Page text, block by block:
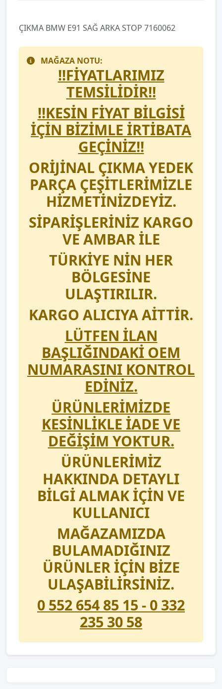
ÇIKMA BMW E91 SAĞ ARKA STOP 7160062
MAĞAZA NOTU:
!!FİYATLARIMIZ
TEMSİLİDİR!!
!!KESİN FİYAT BİLGİSİ
İÇİN BİZİMLE İRTİBATA
GEÇİNİZ!!
ORİJİNAL ÇIKMA YEDEK
PARÇA ÇEŞİTLERİMİZLE
HİZMETİNİZDEYİZ.
SİPARİŞLERİNİZ KARGO
VE AMBAR İLE
TÜRKİYE NİN HER
BÖLGESİNE
ULAŞTIRILIR.
KARGO ALICIYA AİTTİR.
LÜTFEN İLAN
BAŞLIĞINDAKİ OEM
NUMARASINI KONTROL
EDİNİZ.
ÜRÜNLERİMİZDE
KESİNLİKLE İADE VE
DEĞİŞİM YOKTUR.
ÜRÜNLERİMİZ
HAKKINDA DETAYLI
BİLGİ ALMAK İÇİN VE
KULLANICI
MAĞAZAMIZDA
BULAMADIĞINIZ
ÜRÜNLER İÇİN BİZE
ULAŞABİLİRSİNİZ.
0 552 654 85 15 - 0 332
235 30 58